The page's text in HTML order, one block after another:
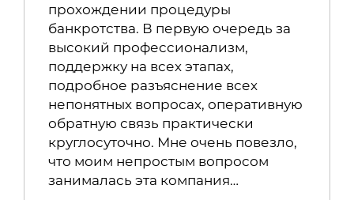
прохождении процедуры
банкротства. В первую очередь за
высокий профессионализм,
поддержку на всех этапах,
подробное разъяснение всех
непонятных вопросах, оперативную
обратную связь практически
круглосуточно. Мне очень повезло,
что моим непростым вопросом
занималась эта компания…